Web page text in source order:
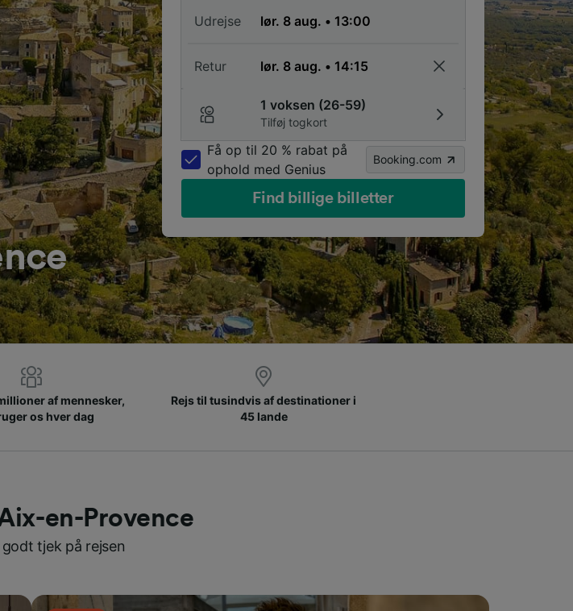
Udrejse
Retur
1 voksen (26-59)
Tilføj togkort
Få op til 20 % rabat på
ophold med Genius
Booking.com
Find billige billetter
af mennesker,
os hver dag
Rejs til tusindvis af destinationer i
45 lande
en-Provence
tjek på rejsen